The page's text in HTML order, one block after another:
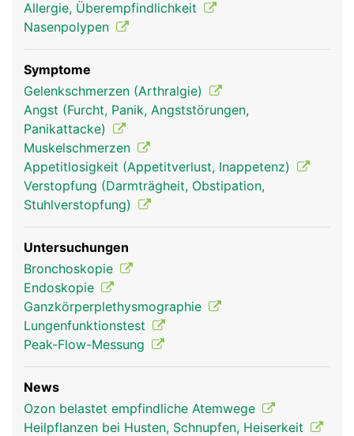
Flimmerhärchen und Schleimhaut sind sehr
empfindlich und werden durch Reize wie Rauchen,
dauerhaft geschädigt.
Atemwege Frau
Allergie, Überempfindlichkeit
Nasenpolypen
Symptome
Gelenkschmerzen (Arthralgie)
Angst (Furcht, Panik, Angststörungen,
Panikattacke)
Muskelschmerzen
Appetitlosigkeit (Appetitverlust, Inappetenz)
Verstopfung (Darmträgheit, Obstipation,
Stuhlverstopfung)
Untersuchungen
Bronchoskopie
Endoskopie
Ganzkörperplethysmographie
Lungenfunktionstest
Peak-Flow-Messung
News
Ozon belastet empfindliche Atemwege
Heilpflanzen bei Husten, Schnupfen, Heiserkeit